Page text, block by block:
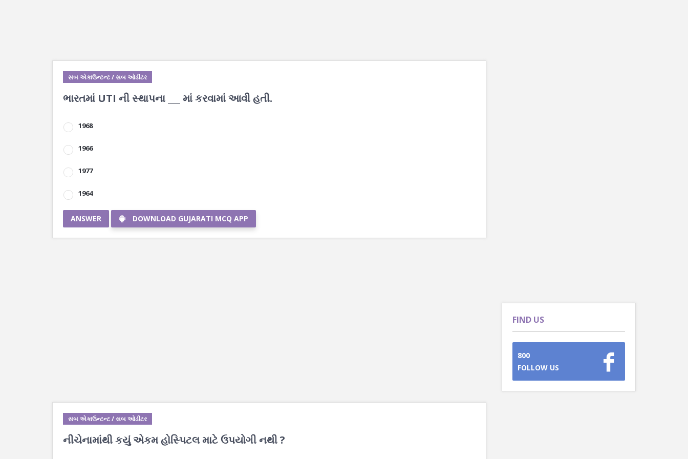
સબ એકાઉન્ટન્ટ / સબ ઓડીટર
ભારતમાં UTI ની સ્થાપના ___ માં કરવામાં આવી હતી.
1968
1966
1977
1964
ANSWER DOWNLOAD GUJARATI MCQ APP
સબ એકાઉન્ટન્ટ / સબ ઓડીટર
નીચેનામાંથી કયું એકમ હોસ્પિટલ માટે ઉપયોગી નથી ?
FIND US
800
FOLLOW US